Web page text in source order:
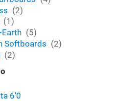
(2)
(1)
(5)
Softboards (2)
(2)
6'0